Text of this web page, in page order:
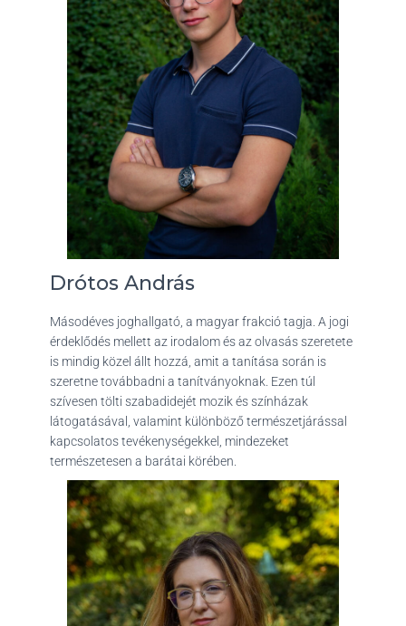
Drótos András
Másodéves joghallgató, a magyar frakció tagja. A jogi
érdeklődés mellett az irodalom és az olvasás szeretete
is mindig közel állt hozzá, amit a tanítása során is
szeretne továbbadni a tanítványoknak. Ezen túl
szívesen tölti szabadidejét mozik és színházak
látogatásával, valamint különböző természetjárással
kapcsolatos tevékenységekkel, mindezeket
természetesen a barátai körében.